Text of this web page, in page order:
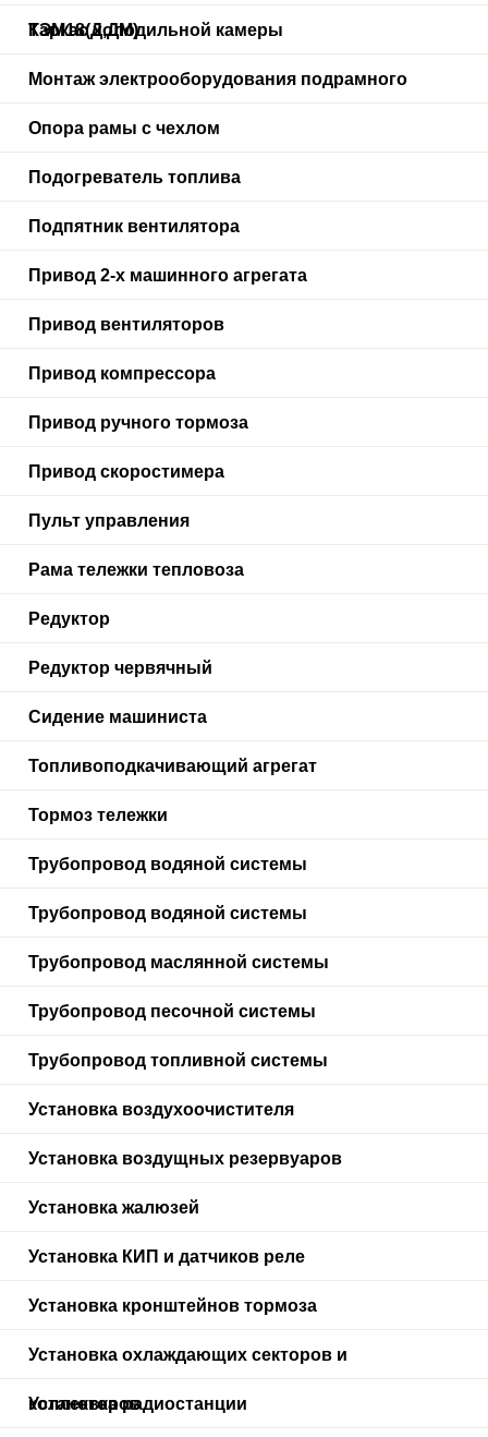
ТЭМ18(Д,ДМ)
Каркас холодильной камеры
Монтаж электрооборудования подрамного
Опора рамы с чехлом
Подогреватель топлива
Подпятник вентилятора
Привод 2-х машинного агрегата
Привод вентиляторов
Привод компрессора
Привод ручного тормоза
Привод скоростимера
Пульт управления
Рама тележки тепловоза
Редуктор
Редуктор червячный
Сидение машиниста
Топливоподкачивающий агрегат
Тормоз тележки
Трубопровод водяной системы
Трубопровод водяной системы
Трубопровод маслянной системы
Трубопровод песочной системы
Трубопровод топливной системы
Установка воздухоочистителя
Установка воздущных резервуаров
Установка жалюзей
Установка КИП и датчиков реле
Установка кронштейнов тормоза
Установка охлаждающих секторов и
коллекторов
Установка радиостанции